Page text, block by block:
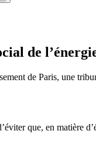
de
de Paris, une
que, en matière